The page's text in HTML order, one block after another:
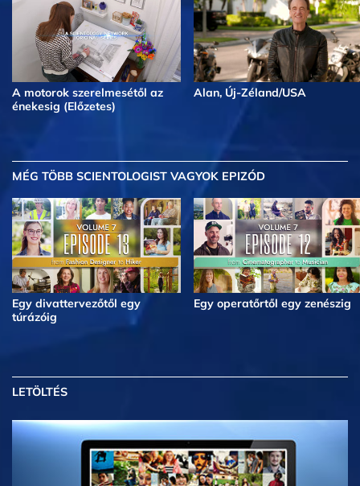
A motorok szerelmesétől az
énekesig (Előzetes)
Alan, Új-Zéland/USA
MÉG TÖBB SCIENTOLOGIST VAGYOK EPIZÓD
Egy divattervezőtől egy
túrázóig
Egy operatőrtől egy zenészig
LETÖLTÉS